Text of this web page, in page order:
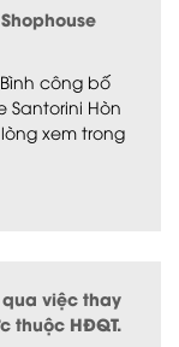
công bố
Santorini Hòn
xem trong
việc thay
thuộc HĐQT.